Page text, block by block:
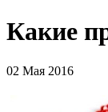
Какие
02 Мая 2016